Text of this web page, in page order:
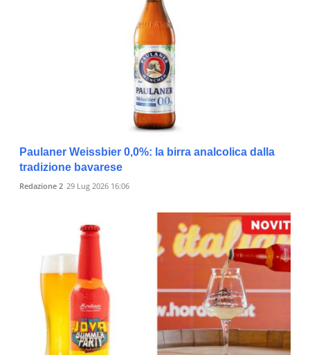
Paulaner Weissbier 0,0%: la birra analcolica dalla
tradizione bavarese
Redazione 2 29 Lug 2026 16:06